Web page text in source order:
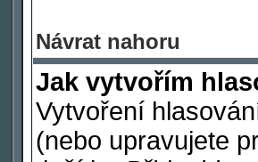
Návrat nahoru
Jak vytvořím
Vytvoření
(nebo upravujete